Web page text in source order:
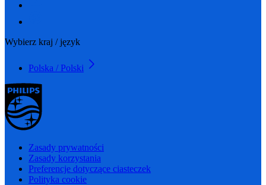
Wybierz kraj / język
Polska / Polski
Zasady prywatności
Zasady korzystania
Preferencje dotyczące ciasteczek
Polityka cookie